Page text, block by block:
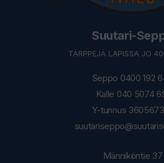
Suutari-
TÄRPPEJÄ LAPISSA JO
Seppo 0400 192
Kalle 040 5074
Y-tunnus
Männiköntie 37